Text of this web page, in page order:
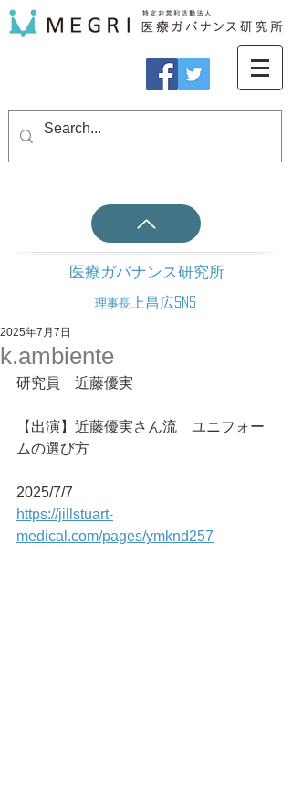
医療ガバナンス研究所
理事長 上昌広SNS
k.ambiente
2025年7月7日
研究員　近藤優実
【出演】近藤優実さん流　ユニフォー
ムの選び方
2025/7/7
https://jillstuart-
medical.com/pages/ymknd257